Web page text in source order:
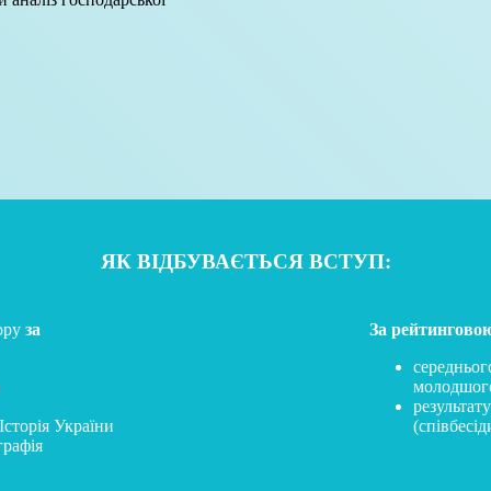
ЯК ВІДБУВАЄТЬСЯ ВСТУП:
за
України
За